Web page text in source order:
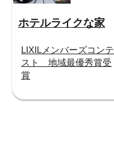
ホテルライクな家
LIXILメンバーズコンテ
スト 地域最優秀賞受
賞